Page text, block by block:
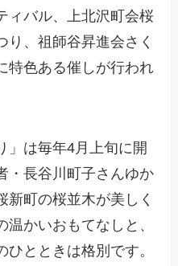
ィバル、上北沢町会桜
り、祖師谷昇進会さく
特色ある催しが行われ
」は毎年4月上旬に開
・長谷川町子さんゆか
新町の桜並木が美しく
かいおもてなしと、
とときは格別です。